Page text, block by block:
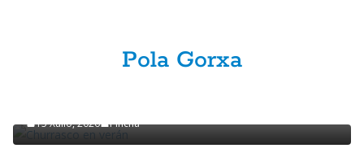
Pola Gorxa
POLA GORXA
15 Xullo, 2026 Pincha